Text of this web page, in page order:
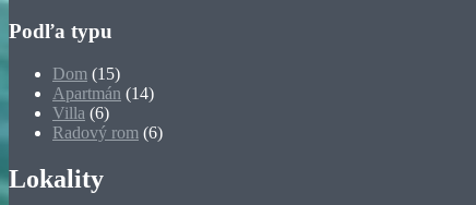
Podľa typu
Dom (15)
Apartmán (14)
Villa (6)
Radový rom (6)
Lokality